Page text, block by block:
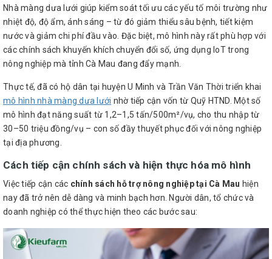
Nhà màng dưa lưới giúp kiểm soát tối ưu các yếu tố môi trường như
nhiệt độ, độ ẩm, ánh sáng – từ đó giảm thiểu sâu bệnh, tiết kiệm
nước và giảm chi phí đầu vào. Đặc biệt, mô hình này rất phù hợp với
các chính sách khuyến khích chuyển đổi số, ứng dụng IoT trong
nông nghiệp mà tỉnh Cà Mau đang đẩy mạnh.
Thực tế, đã có hộ dân tại huyện U Minh và Trần Văn Thời triển khai
mô hình nhà màng dưa lưới nhờ tiếp cận vốn từ Quỹ HTND. Một số
mô hình đạt năng suất từ 1,2–1,5 tấn/500m²/vụ, cho thu nhập từ
30–50 triệu đồng/vụ – con số đầy thuyết phục đối với nông nghiệp
tại địa phương.
Cách tiếp cận chính sách và hiện thực hóa mô hình
Việc tiếp cận các chính sách hỗ trợ nông nghiệp tại Cà Mau hiện
nay đã trở nên dễ dàng và minh bạch hơn. Người dân, tổ chức và
doanh nghiệp có thể thực hiện theo các bước sau: